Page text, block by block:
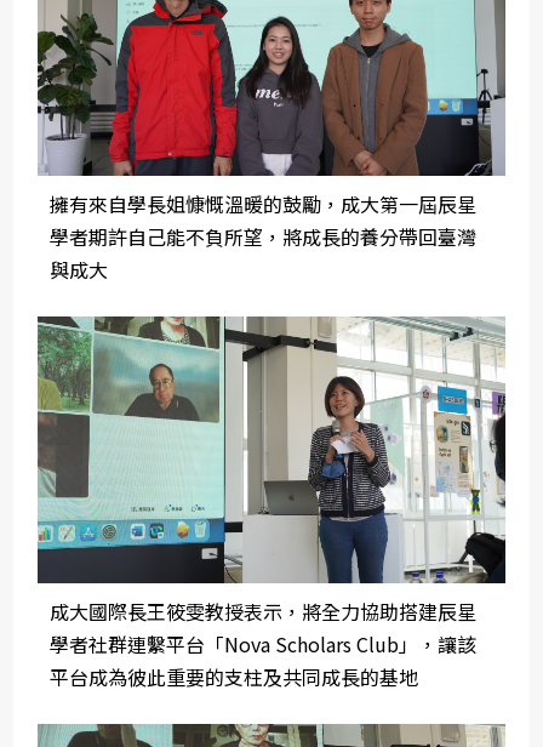
擁有來自學長姐慷慨溫暖的鼓勵，成大第一屆辰星
學者期許自己能不負所望，將成長的養分帶回臺灣
與成大
成大國際長王筱雯教授表示，將全力協助搭建辰星
學者社群連繫平台「Nova Scholars Club」，讓該
平台成為彼此重要的支柱及共同成長的基地